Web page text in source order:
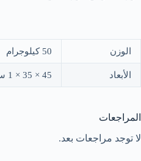
الوزن 50 كيلوجرام
الأبعاد 45 × 35 × 1 سنتيميتر
المراجعات
لا توجد مراجعات بعد.